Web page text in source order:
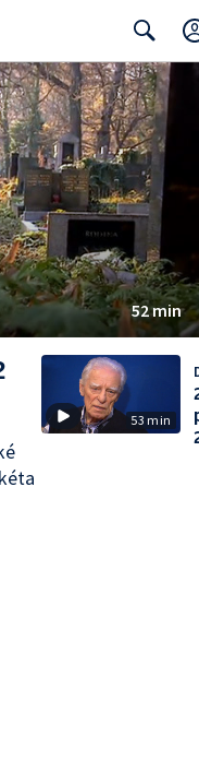
Search
52 min
53 min